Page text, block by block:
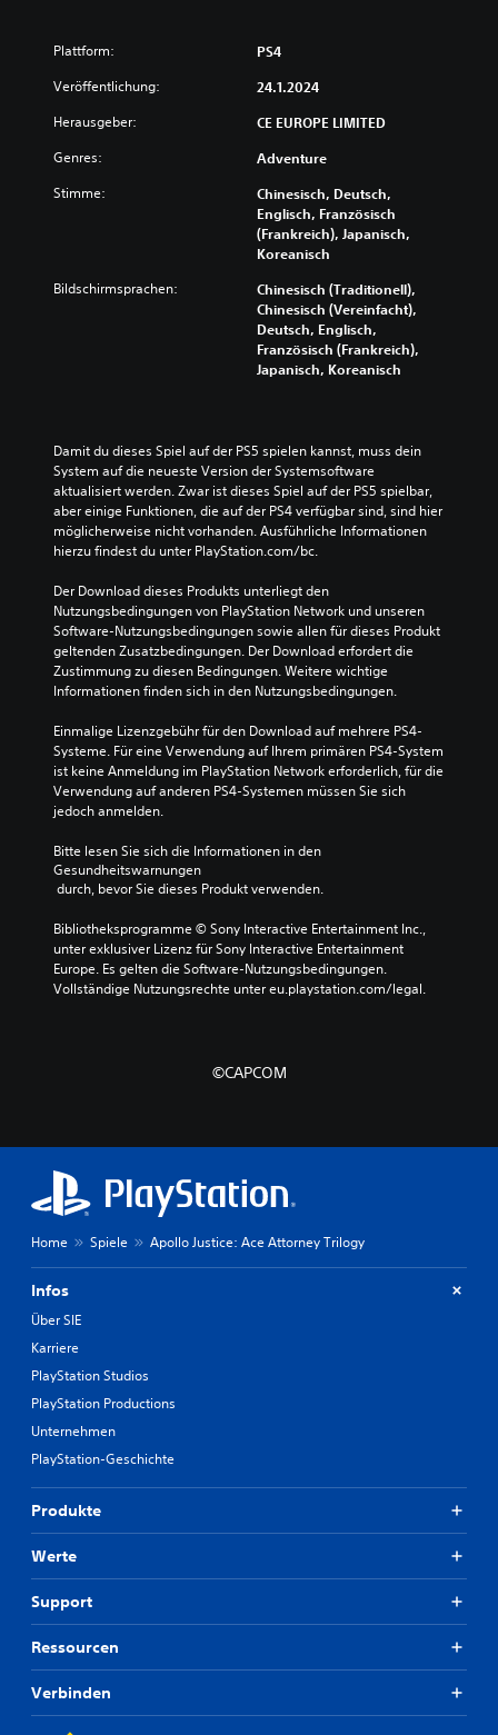
Plattform: PS4
Veröffentlichung: 24.1.2024
Herausgeber: CE EUROPE LIMITED
Genres: Adventure
Stimme:
Chinesisch, Deutsch,
Englisch, Französisch
(Frankreich), Japanisch,
Koreanisch
Bildschirmsprachen:
Chinesisch (Traditionell),
Chinesisch (Vereinfacht),
Deutsch, Englisch,
Französisch (Frankreich),
Japanisch, Koreanisch
Damit du dieses Spiel auf der PS5 spielen kannst, muss dein
System auf die neueste Version der Systemsoftware
aktualisiert werden. Zwar ist dieses Spiel auf der PS5 spielbar,
aber einige Funktionen, die auf der PS4 verfügbar sind, sind hier
möglicherweise nicht vorhanden. Ausführliche Informationen
hierzu findest du unter PlayStation.com/bc.
Der Download dieses Produkts unterliegt den
Nutzungsbedingungen von PlayStation Network und unseren
Software-Nutzungsbedingungen sowie allen für dieses Produkt
geltenden Zusatzbedingungen. Der Download erfordert die
Zustimmung zu diesen Bedingungen. Weitere wichtige
Informationen finden sich in den Nutzungsbedingungen.
Einmalige Lizenzgebühr für den Download auf mehrere PS4-
Systeme. Für eine Verwendung auf Ihrem primären PS4-System
ist keine Anmeldung im PlayStation Network erforderlich, für die
Verwendung auf anderen PS4-Systemen müssen Sie sich
jedoch anmelden.
Bitte lesen Sie sich die Informationen in den
Gesundheitswarnungen
durch, bevor Sie dieses Produkt verwenden.
Bibliotheksprogramme © Sony Interactive Entertainment Inc.,
unter exklusiver Lizenz für Sony Interactive Entertainment
Europe. Es gelten die Software-Nutzungsbedingungen.
Vollständige Nutzungsrechte unter eu.playstation.com/legal.
©CAPCOM
Home Spiele Apollo Justice: Ace Attorney Trilogy
Infos
Über SIE
Karriere
PlayStation Studios
PlayStation Productions
Unternehmen
PlayStation-Geschichte
Produkte
Werte
Support
Ressourcen
Verbinden